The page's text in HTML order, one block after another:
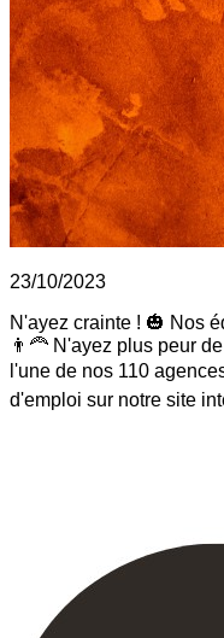
23/10/2023
N'ayez crainte ! 🎃 Nos
👨‍🦰 N'ayez plus peur
l'une de nos 110
d'emploi sur notre site